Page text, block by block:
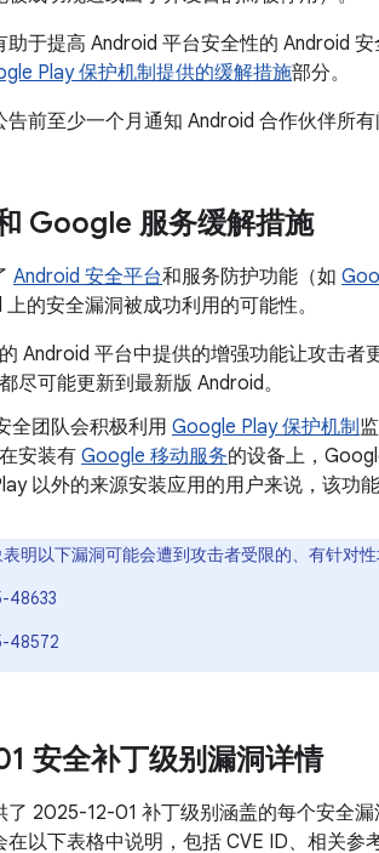
助于提高 Android 平台安全性的 Android
Play 保护机制提供的缓解措施部分。
前至少一个月通知 Android 合作伙伴所有
Google 服务缓解措施
Android 安全平台和服务防护功能（如
的安全漏洞被成功利用的可能性。
Android 平台中提供的增强功能让攻击
尽可能更新到最新版 Android。
全团队会积极利用 Google Play 保护机制
安装有 Google 移动服务的设备上，
以外的来源安装应用的用户来说，该功能
表明以下漏洞可能会遭到攻击者受限的、有针对性
48633
48572
安全补丁级别漏洞详情
了 2025-12-01 补丁级别涵盖的每个安全
以下表格中说明，包括 CVE ID、相关参